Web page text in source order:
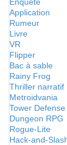
Application
Rumeur
Livre
VR
Flipper
Bac à sable
Rainy Frog
Thriller narratif
Metroidvania
Tower Defense
Dungeon RPG
Rogue-Lite
Hack-and-